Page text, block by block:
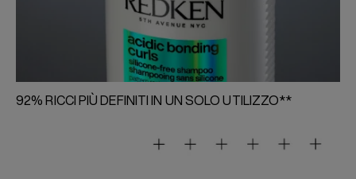
92% RICCI PIÙ DEFINITI IN UN SOLO UTILIZZO**